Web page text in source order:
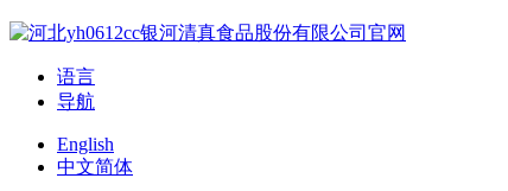
语言
导航
English
中文简体